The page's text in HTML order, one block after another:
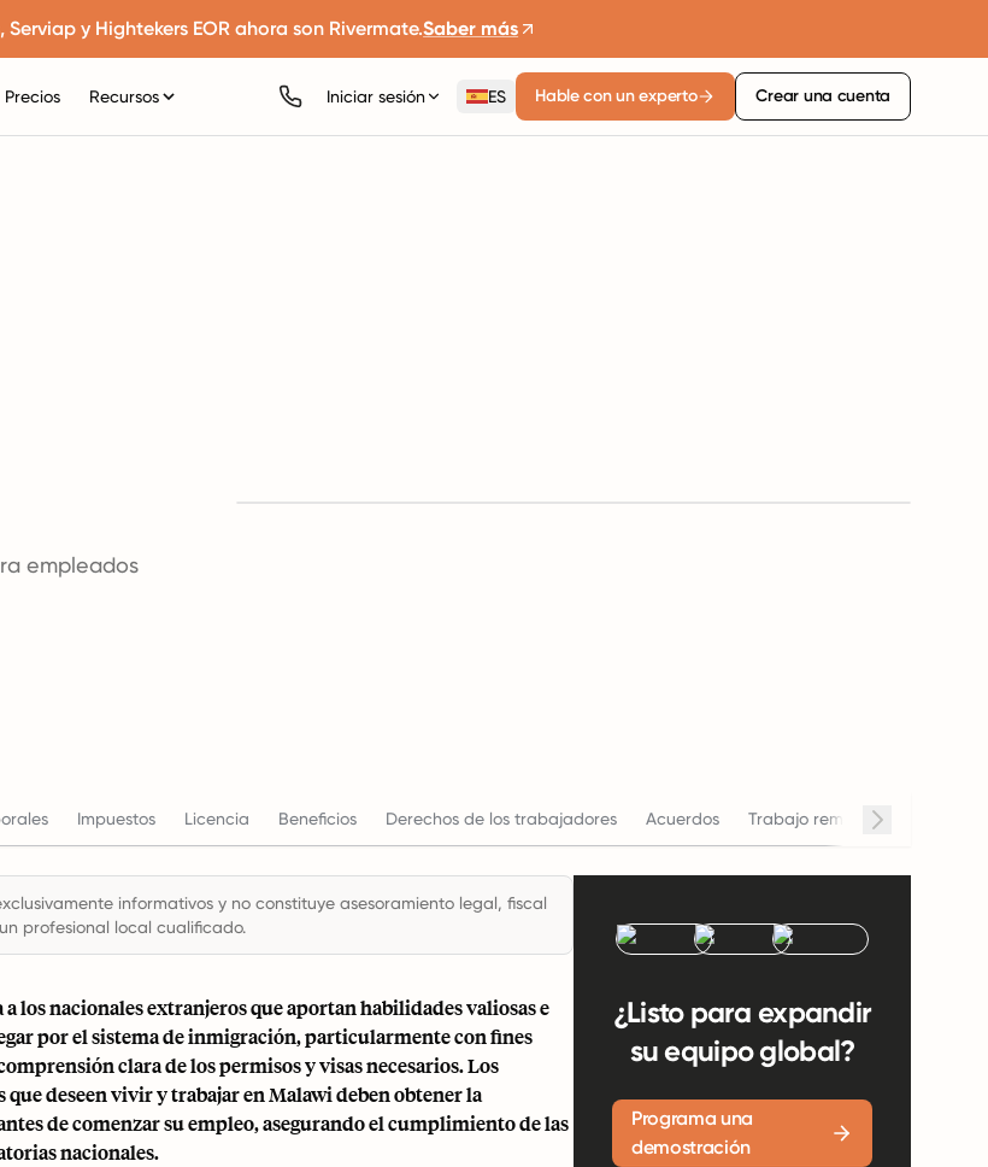
Serviap y Hightekers EOR ahora son Rivermate.Saber más
Precios Recursos Iniciar sesión ES Hable con un experto Crear una cuenta
empleados
Impuestos Licencia Beneficios Derechos de los trabajadores Acuerdos Trabajo remoto
informativos y no constituye asesoramiento legal, fiscal
profesional local cualificado.
los nacionales extranjeros que aportan habilidades valiosas e
por el sistema de inmigración, particularmente con fines
clara de los permisos y visas necesarios. Los
deseen vivir y trabajar en Malawi deben obtener la
de comenzar su empleo, asegurando el cumplimiento de las
nacionales.
¿Listo para expandir
su equipo global?
Programa una
demostración